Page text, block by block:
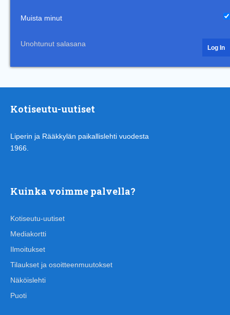
Muista minut
Unohtunut salasana
Kotiseutu-uutiset
Liperin ja Rääkkylän paikallislehti vuodesta
1966.
Kuinka voimme palvella?
Kotiseutu-uutiset
Mediakortti
Ilmoitukset
Tilaukset ja osoitteenmuutokset
Näköislehti
Puoti